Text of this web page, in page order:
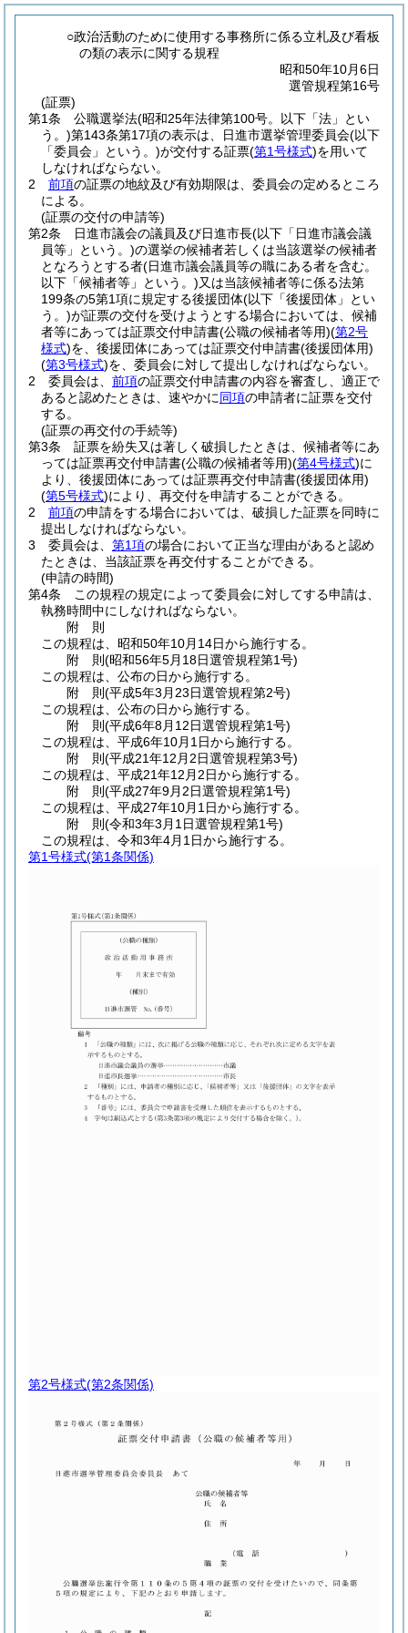
○政治活動のために使用する事務所に係る立札及び看板
の類の表示に関する規程
昭和50年10月6日
選管規程第16号
(証票)
第1条
公職選挙法(昭和25年法律第100号。以下「法」とい
う。)第143条第17項の表示は、日進市選挙管理委員会(以下
「委員会」という。)が交付する証票(第1号様式)を用いて
しなければならない。
2
前項の証票の地紋及び有効期限は、委員会の定めるところ
による。
(証票の交付の申請等)
第2条
日進市議会の議員及び日進市長(以下「日進市議会議
員等」という。)の選挙の候補者若しくは当該選挙の候補者
となろうとする者(日進市議会議員等の職にある者を含む。
以下「候補者等」という。)又は当該候補者等に係る法第
199条の5第1項に規定する後援団体(以下「後援団体」とい
う。)が証票の交付を受けようとする場合においては、候補
者等にあっては証票交付申請書(公職の候補者等用)(第2号
様式)を、後援団体にあっては証票交付申請書(後援団体用)
(第3号様式)を、委員会に対して提出しなければならない。
2
委員会は、 前項の証票交付申請書の内容を審査し、適正で
あると認めたときは、速やかに同項の申請者に証票を交付
する。
(証票の再交付の手続等)
第3条
証票を紛失又は著しく破損したときは、候補者等にあ
っては証票再交付申請書(公職の候補者等用)(第4号様式)に
より、後援団体にあっては証票再交付申請書(後援団体用)
(第5号様式)により、再交付を申請することができる。
2
前項の申請をする場合においては、破損した証票を同時に
提出しなければならない。
3
委員会は、 第1項の場合において正当な理由があると認め
たときは、当該証票を再交付することができる。
(申請の時間)
第4条
この規程の規定によって委員会に対してする申請は、
執務時間中にしなければならない。
附 則
この規程は、昭和50年10月14日から施行する。
附 則(昭和56年5月18日選管規程第1号)
この規程は、公布の日から施行する。
附 則(平成5年3月23日選管規程第2号)
この規程は、公布の日から施行する。
附 則(平成6年8月12日選管規程第1号)
この規程は、平成6年10月1日から施行する。
附 則(平成21年12月2日選管規程第3号)
この規程は、平成21年12月2日から施行する。
附 則(平成27年9月2日選管規程第1号)
この規程は、平成27年10月1日から施行する。
附 則(令和3年3月1日選管規程第1号)
この規程は、令和3年4月1日から施行する。
第1号様式(第1条関係)
第2号様式(第2条関係)